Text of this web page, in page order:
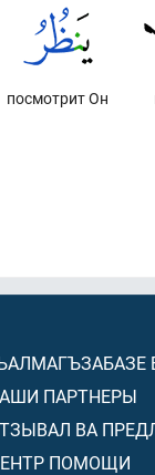
посмотрит Он
ПАРТНЕРЫ
ВА
ПОМОЩИ